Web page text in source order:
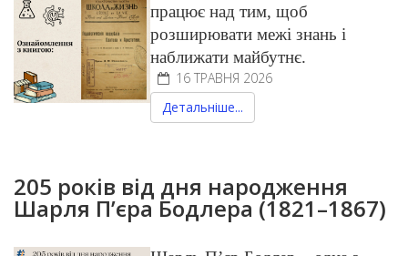
працює над тим, щоб
розширювати межі знань і
наближати майбутнє.
16 ТРАВНЯ 2026
Детальніше...
205 років від дня народження
Шарля П’єра Бодлера (1821–1867)